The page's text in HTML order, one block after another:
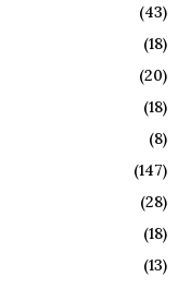
(43)
(18)
(20)
(18)
(8)
(147)
(28)
(18)
(13)